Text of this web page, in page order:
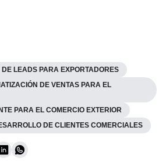
LEADS PARA EXPORTADORES
DE VENTAS PARA EL
PARA EL COMERCIO EXTERIOR
DE CLIENTES COMERCIALES